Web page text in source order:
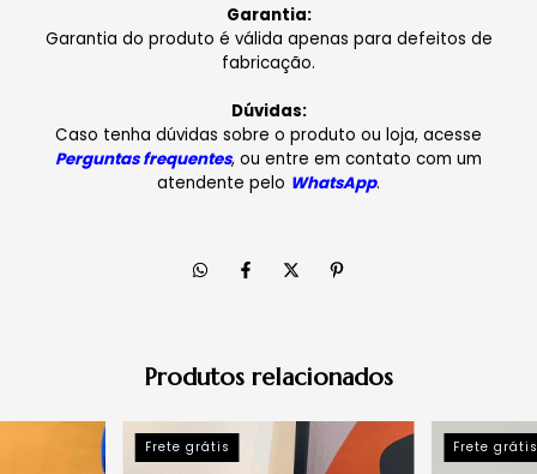
Garantia:
Garantia do produto é válida apenas para defeitos de
fabricação.
Dúvidas:
Caso tenha dúvidas sobre o produto ou loja, acesse
Perguntas frequentes, ou entre em contato com um
atendente pelo WhatsApp.
Produtos relacionados
Frete grátis Frete